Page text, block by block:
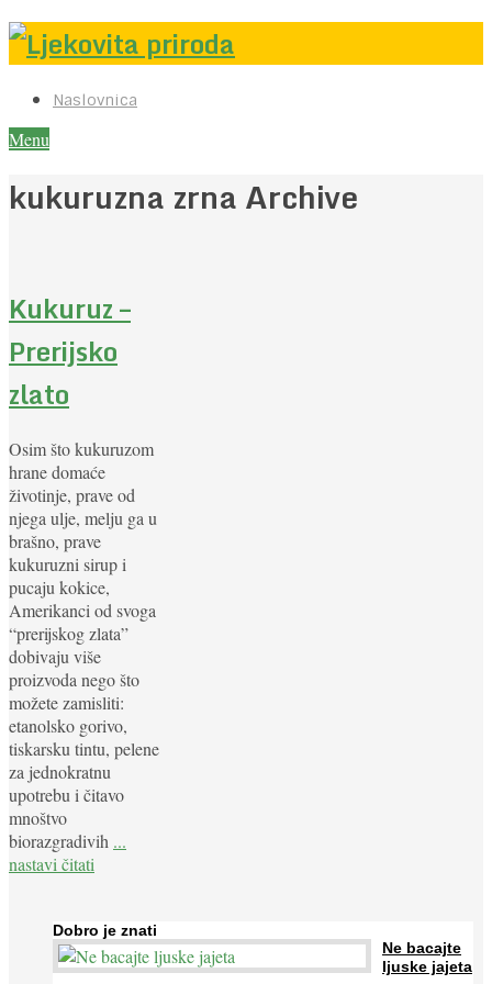
Naslovnica
Menu
kukuruzna zrna Archive
Kukuruz –
Prerijsko
zlato
Osim što kukuruzom
hrane domaće
životinje, prave od
njega ulje, melju ga u
brašno, prave
kukuruzni sirup i
pucaju kokice,
Amerikanci od svoga
“prerijskog zlata”
dobivaju više
proizvoda nego što
možete zamisliti:
etanolsko gorivo,
tiskarsku tintu, pelene
za jednokratnu
upotrebu i čitavo
mnoštvo
biorazgradivih ...
nastavi čitati
Dobro je znati
Ne bacajte
ljuske jajeta